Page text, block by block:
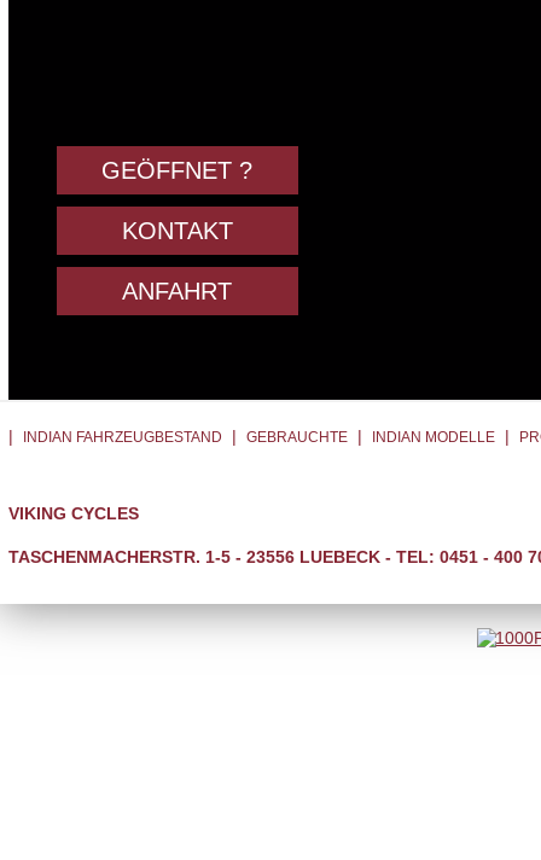
GEÖFFNET ?
KONTAKT
ANFAHRT
| INDIAN FAHRZEUGBESTAND | GEBRAUCHTE | INDIAN MODELLE |
VIKING CYCLES
TASCHENMACHERSTR. 1-5 - 23556 LUEBECK - TEL: 0451 - 400